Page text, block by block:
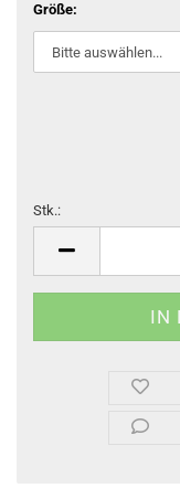
Größe:
Stk.: